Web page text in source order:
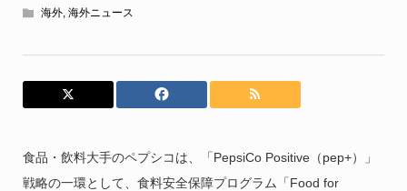
海外, 海外ニュース
食品・飲料大手のペプシコは、「PepsiCo Positive（pep+）」
戦略の一環として、食料安全保障プログラム「Food for